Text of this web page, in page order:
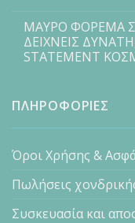
ΜΑΥΡΟ ΦΟΡΕΜΑ
ΔΕΙΧΝΕΙΣ
STATEMENT
ΠΛΗΡΟΦΟΡΙΕΣ
Όροι Χρήσης &
Πωλήσεις
Συσκευασία και